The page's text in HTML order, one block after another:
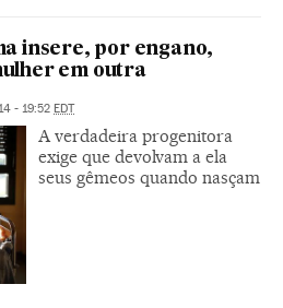
insere, por engano,
em outra
- 19:52 EDT
A verdadeira progenitora
exige que devolvam a ela
seus gêmeos quando nasçam